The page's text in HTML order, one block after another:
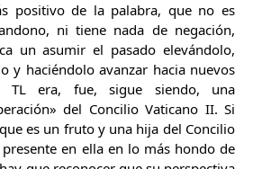
positivo de la palabra, que no es
ni tiene nada de negación,
un asumir el pasado elevándolo,
y haciéndolo avanzar hacia nuevos
TL era, fue, sigue siendo, una
del Concilio Vaticano II. Si
es un fruto y una hija del Concilio
en ella en lo más hondo de